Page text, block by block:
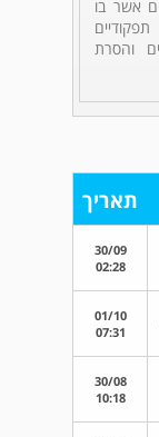
אשר בו
והסרת
תאריך
30/09
02:28
01/10
07:31
30/08
10:18